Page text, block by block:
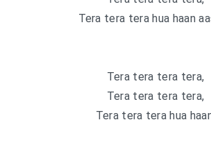
Tera tera tera hua haan
Tera tera tera tera,
Tera tera tera tera,
Tera tera tera hua